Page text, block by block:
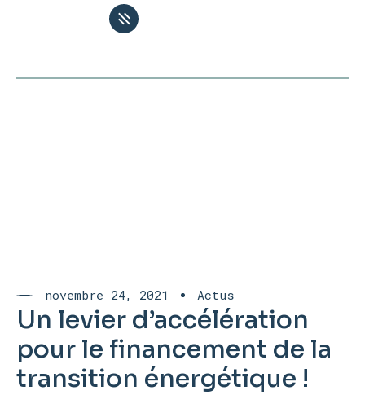
novembre 24, 2021 Actus
Un levier d’accélération
pour le financement de la
transition énergétique !